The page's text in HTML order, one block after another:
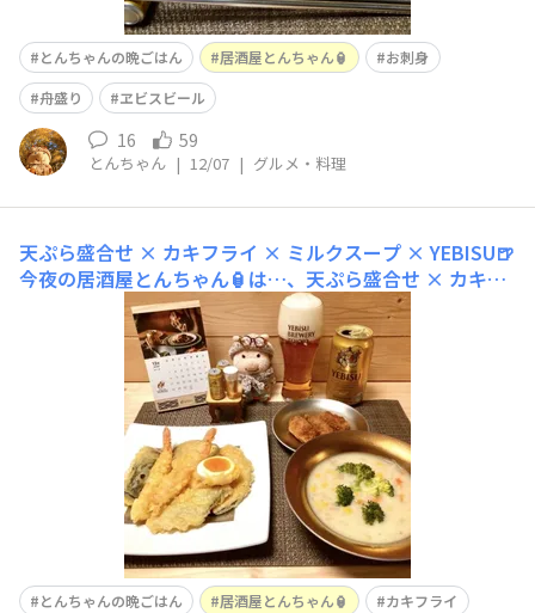
とんちゃんの晩ごはん 居酒屋とんちゃん🏮
お刺身
舟盛り
ヱビスビール
16 59
とんちゃん | 12/07 | グルメ・料理
天ぷら盛合せ × カキフライ × ミルクスープ × YEBISU🍺
今夜の居酒屋とんちゃん🏮は…、天ぷら盛合せ × カキフ
ライ × ミルクスープ × YEBISU🍺✨天ぷらの盛合せ ¥450
→ 150✨🉐カキフライ ¥213 → ¥70✨🉐ミルクスープは奥
様手作り✨半額以下の激安居酒屋でした🤭✨笑
とんちゃんの晩ごはん 居酒屋とんちゃん🏮
カキフライ